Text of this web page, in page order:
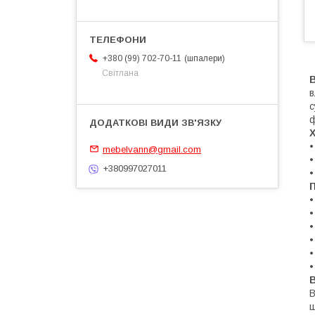
+380 (99) 702-70-11
шпалери
Світлана
mebelvann@gmail.com
+380997027011